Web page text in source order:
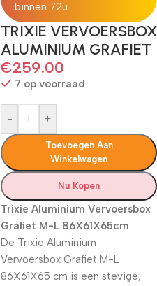
binnen 72u
TRIXIE VERVOERSBOX
ALUMINIUM GRAFIET
€259.00
7 op voorraad
- +
Toevoegen Aan
Winkelwagen
Nu Kopen
Trixie Aluminium Vervoersbox
Grafiet M-L 86X61X65cm
De Trixie Aluminium
Vervoersbox Grafiet M-L
86X61X65 cm is een stevige,